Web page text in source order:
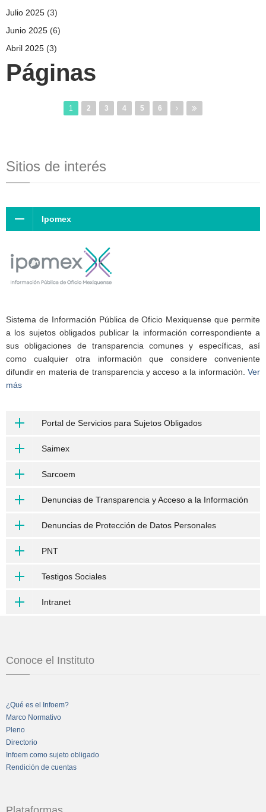
Julio 2025 (3)
Junio 2025 (6)
Abril 2025 (3)
Páginas
1 2 3 4 5 6
Sitios de interés
Ipomex
Sistema de Información Pública de Oficio Mexiquense que permite
a los sujetos obligados publicar la información correspondiente a
sus obligaciones de transparencia comunes y específicas, así
como cualquier otra información que considere conveniente
difundir en materia de transparencia y acceso a la información. Ver
más
Portal de Servicios para Sujetos Obligados
Saimex
Sarcoem
Denuncias de Transparencia y Acceso a la Información
Denuncias de Protección de Datos Personales
PNT
Testigos Sociales
Intranet
Conoce el Instituto
¿Qué es el Infoem?
Marco Normativo
Pleno
Directorio
Infoem como sujeto obligado
Rendición de cuentas